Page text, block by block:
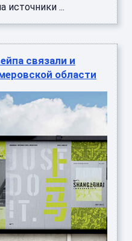
источники ...
связали и
области